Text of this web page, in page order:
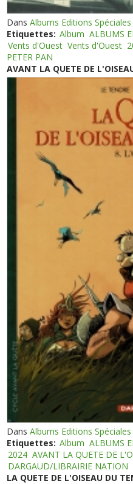
DansAlbums Editions Spéciales
Etiquettes: Album ALBUMS
Vents d'Ouest Vents d'Ouest
PETER PAN
AVANT LA QUETE DE
DansAlbums Editions Spéciales
Etiquettes: Album ALBUMS
2024 AVANT LA QUETE DE
DARGAUD/LIBRAIRIE NATION
LA QUETE DE L'OISEAU DU